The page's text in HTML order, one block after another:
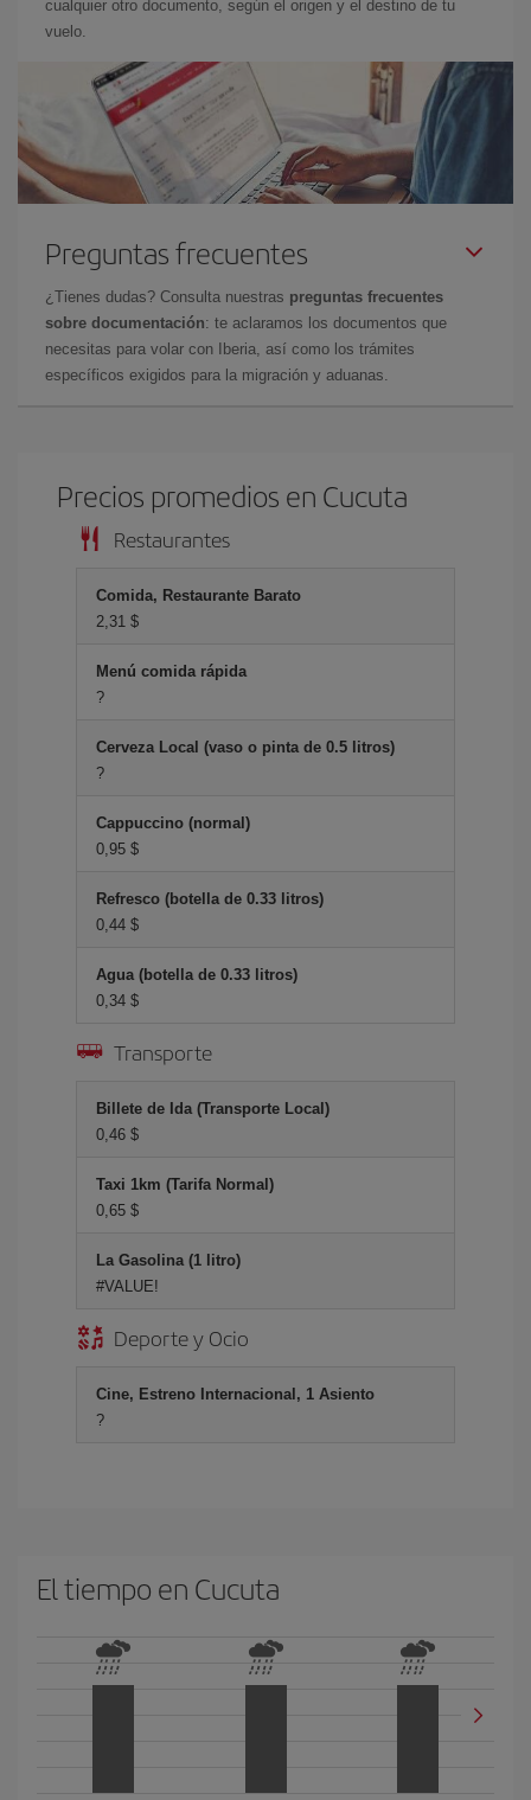
cualquier otro documento, según el origen y el destino de tu
vuelo.
Preguntas frecuentes
¿Tienes dudas? Consulta nuestras preguntas frecuentes
sobre documentación: te aclaramos los documentos que
necesitas para volar con Iberia, así como los trámites
específicos exigidos para la migración y aduanas.
Precios promedios en Cucuta
Restaurantes
Comida, Restaurante Barato
2,31 $
Menú comida rápida
?
Cerveza Local (vaso o pinta de 0.5 litros)
?
Cappuccino (normal)
0,95 $
Refresco (botella de 0.33 litros)
0,44 $
Agua (botella de 0.33 litros)
0,34 $
Transporte
Billete de Ida (Transporte Local)
0,46 $
Taxi 1km (Tarifa Normal)
0,65 $
La Gasolina (1 litro)
#VALUE!
Deporte y Ocio
Cine, Estreno Internacional, 1 Asiento
?
El tiempo en Cucuta